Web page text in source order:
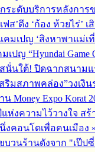
ระดับบริการหลังการ
ส’ดึง ‘ก้อง ห้วยไร่’ เ
มเปญ ‘สิงหาพาแม่เที่
ญ “Hyundai Game
นั่นใต้! ปิดฉากสนามแ
มสภาพคล่อง”วงเงิน
Money Expo Korat
ห่งความไว้วางใจ ส
งคอนโดเพื่อคนเมือง »
วนร้านดังจาก "เป๊ป